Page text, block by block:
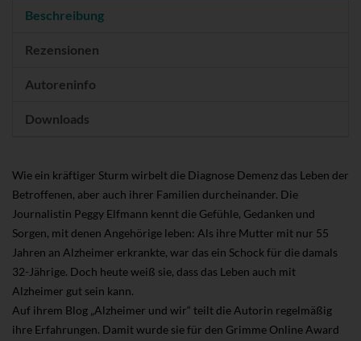
Beschreibung
Rezensionen
Autoreninfo
Downloads
Wie ein kräftiger Sturm wirbelt die Diagnose Demenz das Leben der
Betroffenen, aber auch ihrer Familien durcheinander. Die
Journalistin Peggy Elfmann kennt die Gefühle, Gedanken und
Sorgen, mit denen Angehörige leben: Als ihre Mutter mit nur 55
Jahren an Alzheimer erkrankte, war das ein Schock für die damals
32-Jährige. Doch heute weiß sie, dass das Leben auch mit
Alzheimer gut sein kann.
Auf ihrem Blog „Alzheimer und wir“ teilt die Autorin regelmäßig
ihre Erfahrungen. Damit wurde sie für den Grimme Online Award